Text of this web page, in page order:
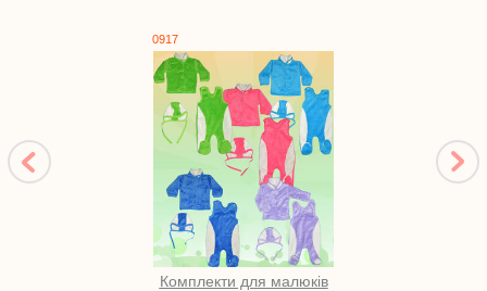
0917
Комплекти для малюків